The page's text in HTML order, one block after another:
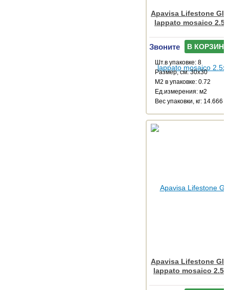
Apavisa Lifestone
lappato mosaico
Звоните В КОРЗИНУ
Шт.в упаковке: 8
Размер, см: 30x30
М2 в упаковке: 0.72
Ед.измерения: м2
Веc упаковки, кг: 14.666
Apavisa Lifestone
lappato mosaico